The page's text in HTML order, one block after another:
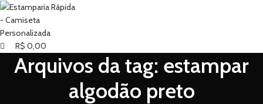
R$ 0,00
Arquivos da tag: estampar
algodão preto